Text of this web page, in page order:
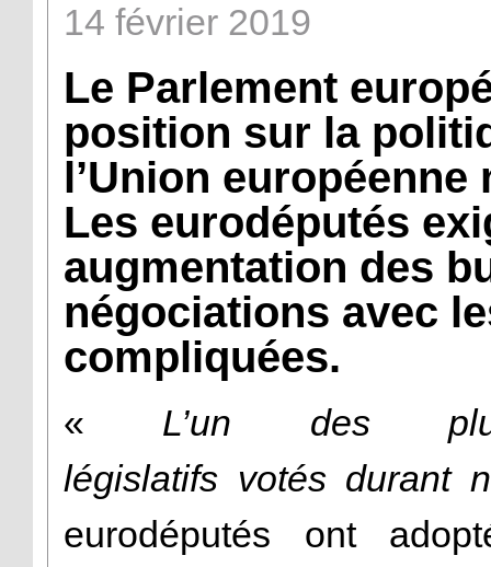
14 février 2019
Le Parlement
position sur la
l’Union
Les eurodéputés
augmentation des
négociations avec
compliquées.
« L’un des
législatifs votés durant
eurodéputés ont